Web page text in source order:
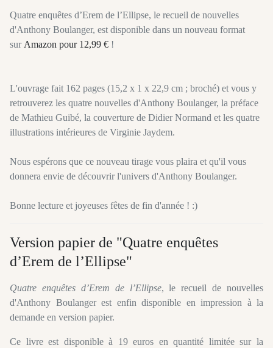
Quatre enquêtes d’Erem de l’Ellipse, le recueil de nouvelles
d'Anthony Boulanger, est disponible dans un nouveau format
sur Amazon pour 12,99 € !
L'ouvrage fait 162 pages (15,2 x 1 x 22,9 cm ; broché) et vous y
retrouverez les quatre nouvelles d'Anthony Boulanger, la préface
de Mathieu Guibé, la couverture de Didier Normand et les quatre
illustrations intérieures de Virginie Jaydem.
Nous espérons que ce nouveau tirage vous plaira et qu'il vous
donnera envie de découvrir l'univers d'Anthony Boulanger.
Bonne lecture et joyeuses fêtes de fin d'année ! :)
Version papier de "Quatre enquêtes
d’Erem de l’Ellipse"
Quatre enquêtes d’Erem de l’Ellipse, le recueil de nouvelles
d'Anthony Boulanger est enfin disponible en impression à la
demande en version papier.
Ce livre est disponible à 19 euros en quantité limitée sur la